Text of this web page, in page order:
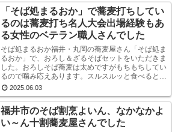
「そば処まるおか」で蕎麦打ちしてい
るのは蕎麦打ち名人大会出場経験もあ
る女性のベテラン職人さんでした
そば処まるおか福井・丸岡の蕎麦屋さん「そば処ま
るおか」で、おろし＆ざるそばセットをいただきま
した。おろしそば蕎麦は太めですがもちもちしてい
るので噛み応えあります。スルスルッと食べるとい
うより感で味わう系です。うまいです。※なお、お
ろしそばに...
2025.06.03
福井市のそば割烹よいん、なかなかよ
い～ん十割蕎麦屋さんでした